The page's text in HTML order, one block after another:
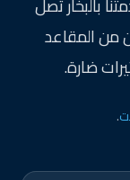
من المقاعد
ضارة.
.